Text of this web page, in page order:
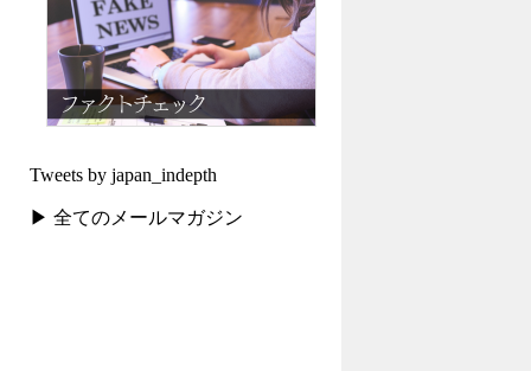
Tweets by japan_indepth
▶ 全てのメールマガジン